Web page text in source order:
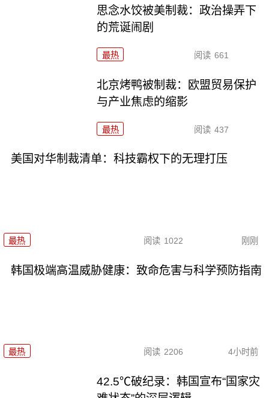
思念水饺被美制裁：政治操弄下
的荒诞闹剧
最热 阅读 661
北京烤鸭被制裁：欧盟贸易保护
与产业焦虑的缩影
最热 阅读 437
美国对华制裁清单：科技霸权下的无理打压
最热 阅读 1022 刚刚
韩国极端高温威胁健康：致命危害与科学预防指南
最热 阅读 2206 4小时前
42.5℃破纪录：韩国宣布“国家灾